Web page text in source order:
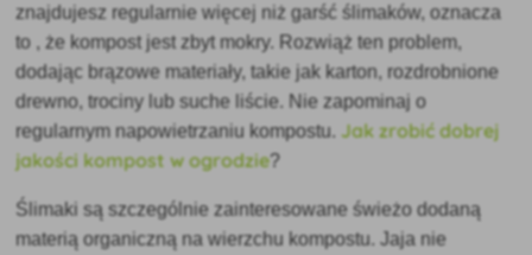
znajdujesz regularnie więcej niż garść ślimaków, oznacza
to , że kompost jest zbyt mokry. Rozwiąż ten problem,
dodając brązowe materiały, takie jak karton, rozdrobnione
drewno, trociny lub suche liście. Nie zapominaj o
regularnym napowietrzaniu kompostu.Jak zrobić dobrej
jakości kompost w ogrodzie?
Ślimaki są szczególnie zainteresowane świeżo dodaną
materią organiczną na wierzchu kompostu. Jaja nie